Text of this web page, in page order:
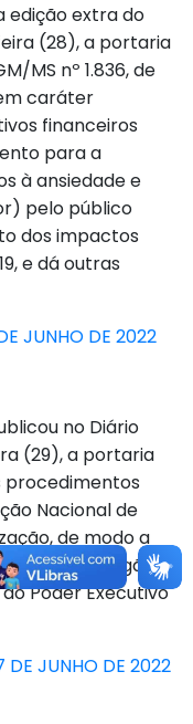
edição extra do
(28), a portaria
MS nº 1.836, de
caráter
financeiros
para a
à ansiedade e
pelo público
dos impactos
e dá outras
JUNHO DE 2022
no Diário
(29), a portaria
procedimentos
Nacional de
de modo a
do Órgão
Poder Executivo
DE JUNHO DE 2022